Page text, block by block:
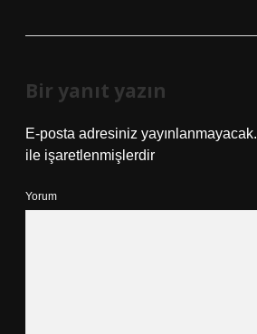
Bir yanıt yazın
E-posta adresiniz yayınlanmayacak.
ile işaretlenmişlerdir
Yorum